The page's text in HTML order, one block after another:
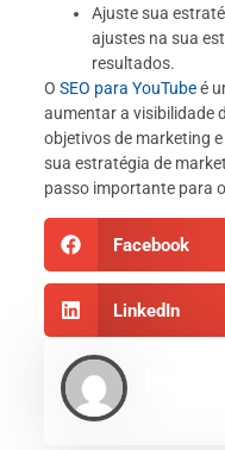
Ajuste sua
ajustes na sua
resultados.
O SEO para YouTubeé
aumentar a visibilidade
objetivos de marketing
sua estratégia de
passo importante para
Facebook
LinkedIn